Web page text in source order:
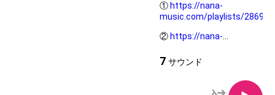
① https://nana-
music.com/playlists/
② https://nana-
7 サウンド